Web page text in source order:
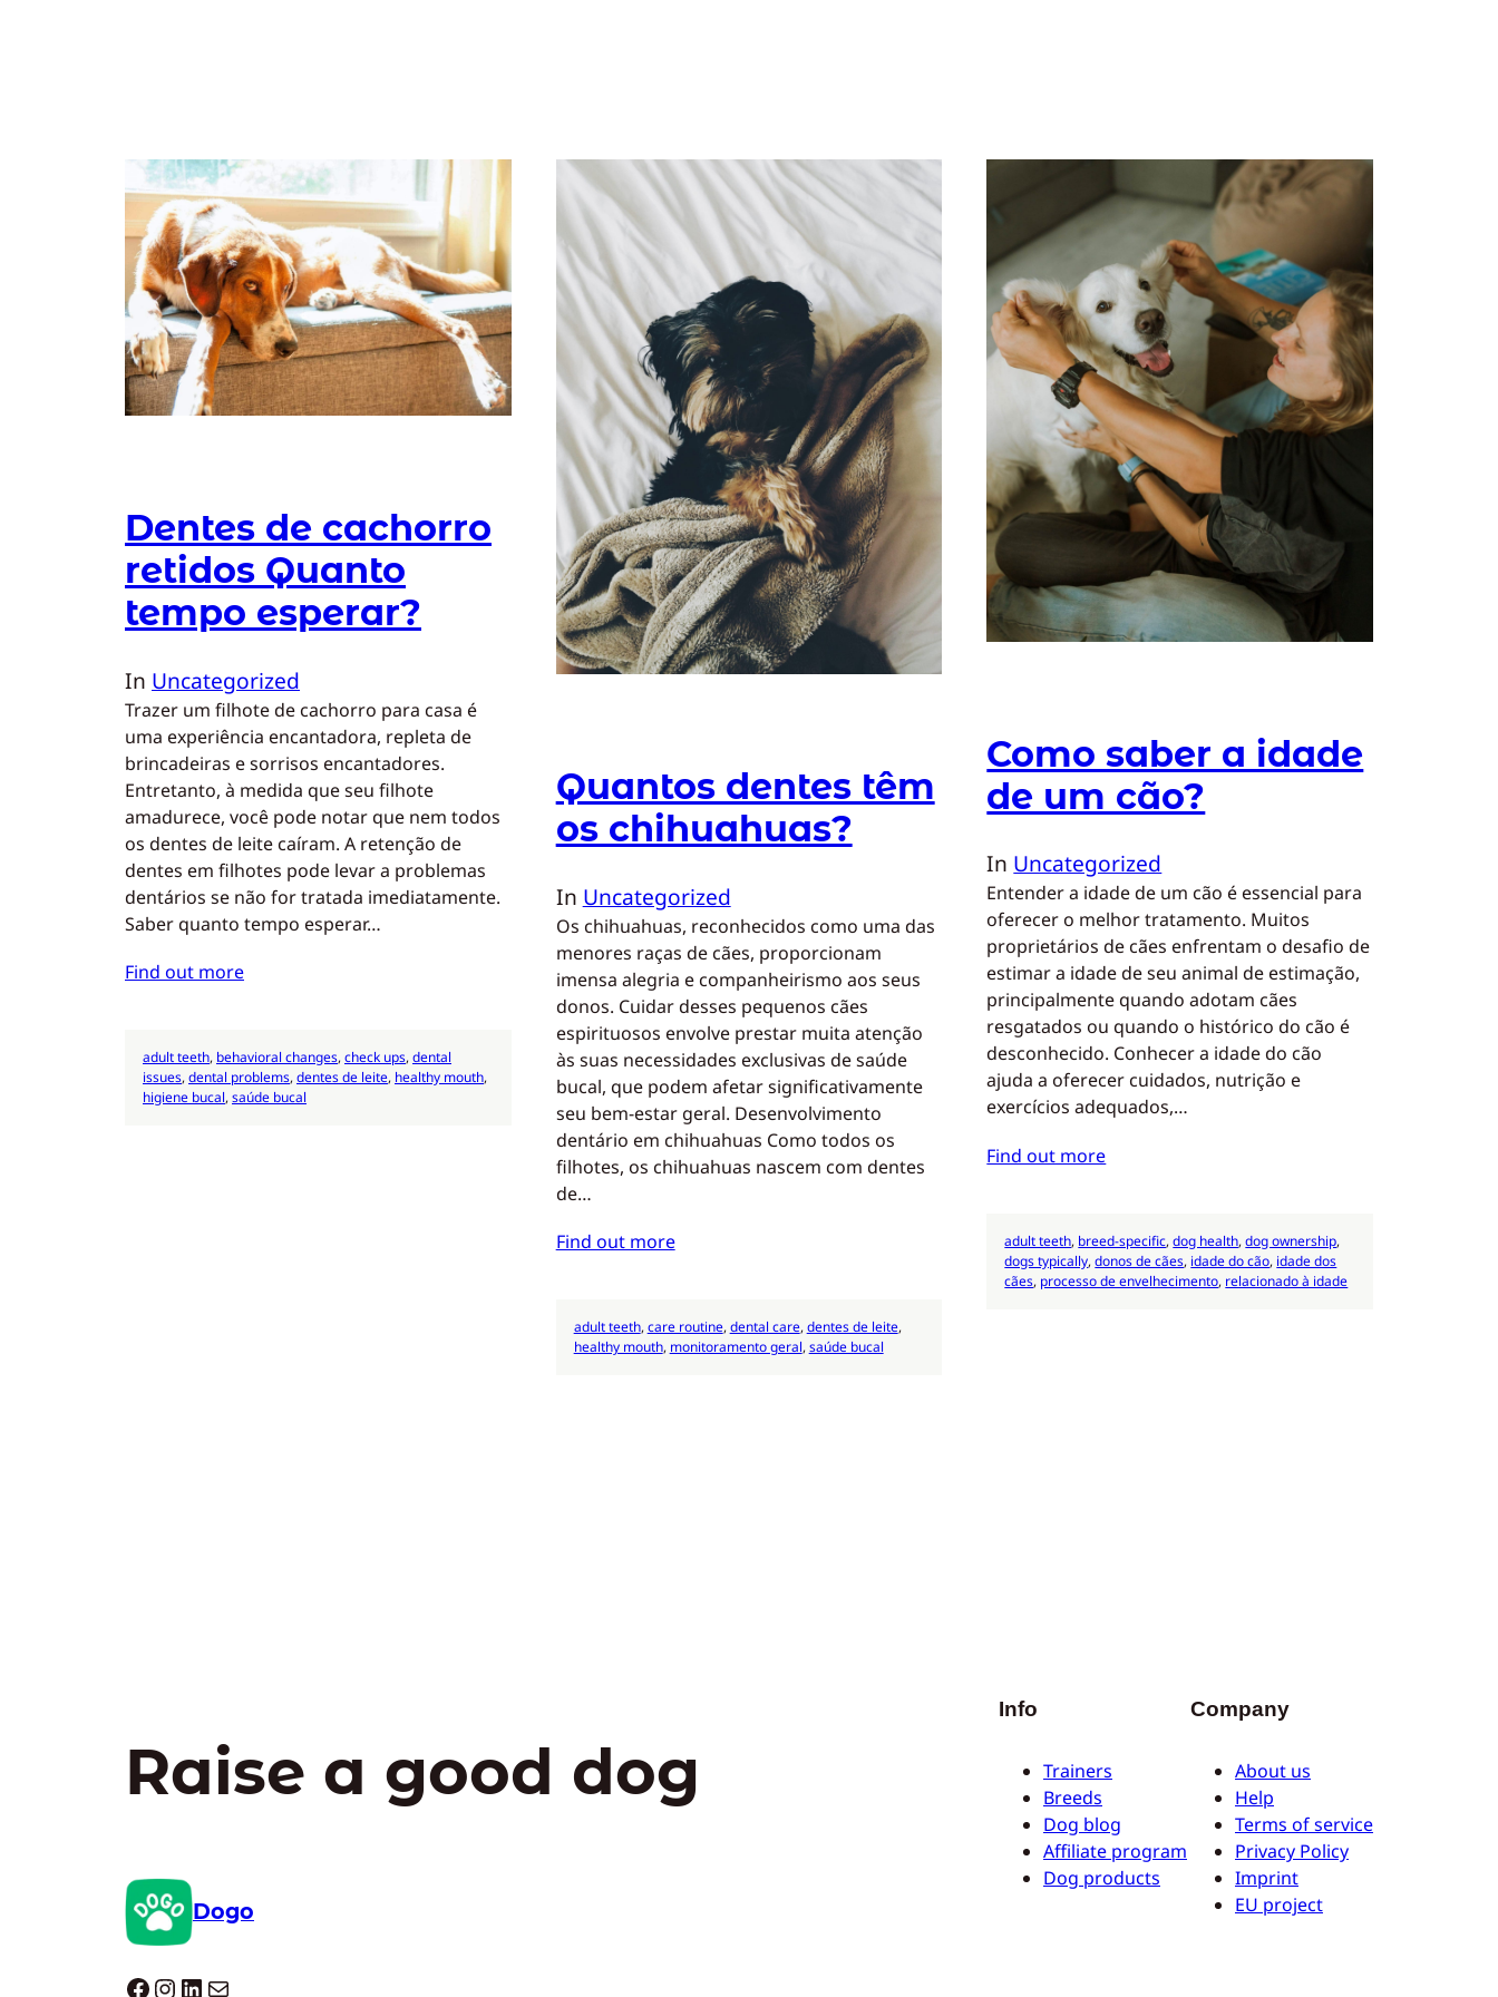
Dentes de cachorro
retidos Quanto
tempo esperar?
In Uncategorized
Trazer um filhote de cachorro para casa é
uma experiência encantadora, repleta de
brincadeiras e sorrisos encantadores.
Entretanto, à medida que seu filhote
amadurece, você pode notar que nem todos
os dentes de leite caíram. A retenção de
dentes em filhotes pode levar a problemas
dentários se não for tratada imediatamente.
Saber quanto tempo esperar…
Find out more
adult teeth, behavioral changes, check ups, dental
issues, dental problems, dentes de leite, healthy mouth
higiene bucal, saúde bucal
Quantos dentes têm
os chihuahuas?
In Uncategorized
Os chihuahuas, reconhecidos como uma das
menores raças de cães, proporcionam
imensa alegria e companheirismo aos seus
donos. Cuidar desses pequenos cães
espirituosos envolve prestar muita atenção
às suas necessidades exclusivas de saúde
bucal, que podem afetar significativamente
seu bem-estar geral. Desenvolvimento
dentário em chihuahuas Como todos os
filhotes, os chihuahuas nascem com dentes
de…
Find out more
adult teeth, care routine, dental care, dentes de leite
healthy mouth, monitoramento geral, saúde bucal
Como saber a idade
de um cão?
In Uncategorized
Entender a idade de um cão é essencial para
oferecer o melhor tratamento. Muitos
proprietários de cães enfrentam o desafio de
estimar a idade de seu animal de estimação,
principalmente quando adotam cães
resgatados ou quando o histórico do cão é
desconhecido. Conhecer a idade do cão
ajuda a oferecer cuidados, nutrição e
exercícios adequados,…
Find out more
adult teeth, breed-specific, dog health, dog ownership
dogs typically, donos de cães, idade do cão, idade dos
cães, processo de envelhecimento, relacionado à idade
Raise a good dog
Dogo
Dogo facebook InstagramLinkedIn E-mail
Info
Trainers
Breeds
Dog blog
Affiliate program
Dog products
Company
About us
Help
Terms of service
Privacy Policy
Imprint
EU project